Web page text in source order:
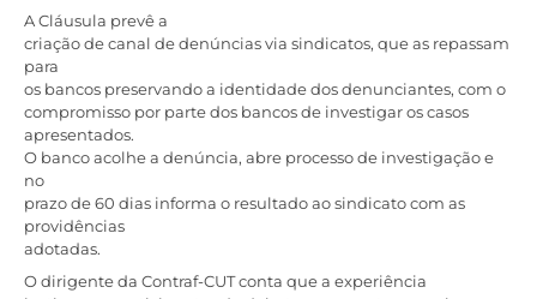
A Cláusula prevê a
criação de canal de denúncias via sindicatos, que as repassam
para
os bancos preservando a identidade dos denunciantes, com o
compromisso por parte dos bancos de investigar os casos
apresentados.
O banco acolhe a denúncia, abre processo de investigação e
no
prazo de 60 dias informa o resultado ao sindicato com as
providências
adotadas.
O dirigente da Contraf-CUT conta que a experiência